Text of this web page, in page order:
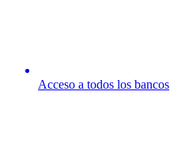
Acceso a todos los bancos